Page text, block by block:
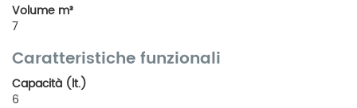
Volume m³
7
Caratteristiche funzionali
Capacità (lt.)
6